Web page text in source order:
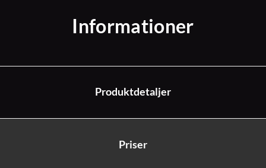
Informationer
Produktdetaljer
Priser